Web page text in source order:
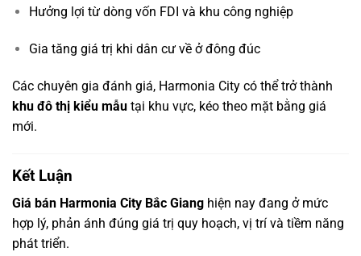
Hưởng lợi từ dòng vốn FDI và khu công nghiệp
Gia tăng giá trị khi dân cư về ở đông đúc
Các chuyên gia đánh giá, Harmonia City có thể trở thành
khu đô thị kiểu mẫu tại khu vực, kéo theo mặt bằng giá
mới.
Kết Luận
Giá bán Harmonia City Bắc Giang hiện nay đang ở mức
hợp lý, phản ánh đúng giá trị quy hoạch, vị trí và tiềm năng
phát triển.